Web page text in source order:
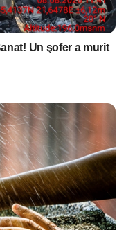
Un şofer a murit